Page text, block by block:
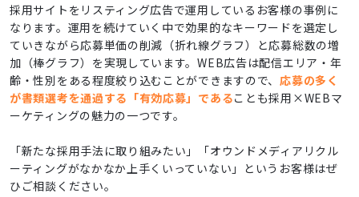
採用サイトをリスティング広告で運用しているお客様の事例に
なります。運用を続けていく中で効果的なキーワードを選定し
ていきながら応募単価の削減（折れ線グラフ）と応募総数の増
加（棒グラフ）を実現しています。WEB広告は配信エリア・年
齢・性別をある程度絞り込むことができますので、応募の多く
が書類選考を通過する「有効応募」であることも採用×WEBマ
ーケティングの魅力の一つです。
「新たな採用手法に取り組みたい」「オウンドメディアリクル
ーティングがなかなか上手くいっていない」というお客様はぜ
ひご相談ください。